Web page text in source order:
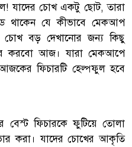
যাদের চোখ একটু ছোট, তারা
থাকেন যে কীভাবে মেকআপ
বড় দেখানোর জন্য কিছু
করবো আজ। যারা মেকআপে
ফিচারটি হেল্পফুল হবে
ফিচারকে ফুটিয়ে তোলা
করা। যাদের চোখের আকৃতি